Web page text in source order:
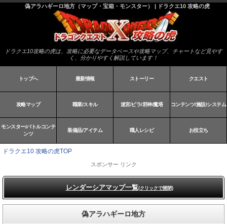
偽アラハギーロ地方（マップ・宝箱・モンスター） | ドラクエ10 攻略の虎
ドラクエ10攻略の虎は、攻略に必要なデータベースや攻略マップ、チャートなど見やす
く、分かりやすく解説しています！
トップへ 最新情報 ストーリー クエスト
攻略マップ 職業/スキル 迷宮/ピラ/邪神/魔塔 コンテンツ/施設/システム
モンスター/バトルコンテ
ンツ
装備品/アイテム 職人レシピ お役立ち
ドラクエ10 攻略の虎TOP
スポンサー リンク
レンダーシアマップ一覧(クリックで開閉)
偽アラハギーロ地方